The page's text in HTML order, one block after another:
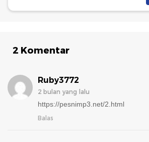
2 Komentar
Ruby3772
2 bulan yang lalu
https://pesnimp3.net/2.html
Balas